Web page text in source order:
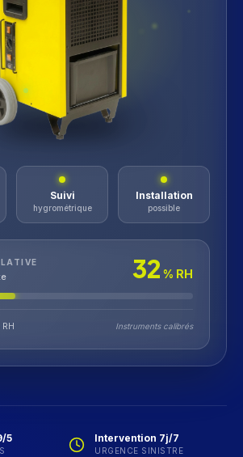
Suivi
hygrométrique
Installation
possible
32 % RH
Instruments calibrés
5 Intervention 7j/7
URGENCE SINISTRE